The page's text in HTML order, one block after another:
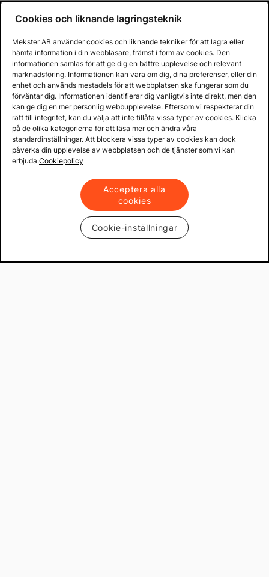
Cookies och liknande lagringsteknik
Mekster AB använder cookies och liknande tekniker för att lagra eller
hämta information i din webbläsare, främst i form av cookies. Den
informationen samlas för att ge dig en bättre upplevelse och relevant
marknadsföring. Informationen kan vara om dig, dina preferenser, eller din
enhet och används mestadels för att webbplatsen ska fungerar som du
förväntar dig. Informationen identifierar dig vanligtvis inte direkt, men den
kan ge dig en mer personlig webbupplevelse. Eftersom vi respekterar din
rätt till integritet, kan du välja att inte tillåta vissa typer av cookies. Klicka
på de olika kategorierna för att läsa mer och ändra våra
standardinställningar. Att blockera vissa typer av cookies kan dock
påverka din upplevelse av webbplatsen och de tjänster som vi kan
erbjuda.Cookiepolicy
Acceptera alla
cookies
Cookie-inställningar